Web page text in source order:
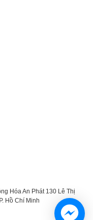
Hóa An Phát 130 Lê Thị
Hồ Chí Minh